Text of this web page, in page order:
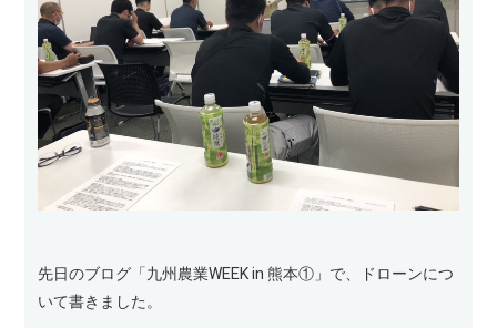
先日のブログ「九州農業WEEK in 熊本①」で、ドローンにつ
いて書きました。